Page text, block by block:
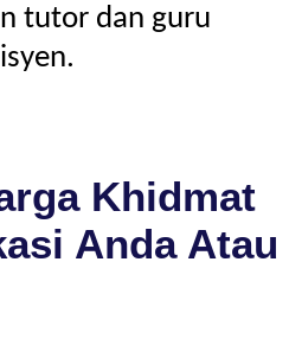
tutor dan guru
Khidmat
Anda Atau